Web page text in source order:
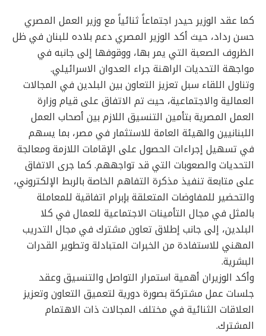
كما عقد الوزير حيدر اجتماعاً ثنائياً مع وزير العمل المصري
حسن رداد، حيث أكد الوزير المصري دعم بلاده للبنان في ظل
الظروف الصعبة التي يمر بها، ووقوفها إلى جانبه في
مواجهة التحديات الراهنة جراء العدوان الاسرائيلي.
وتناول اللقاء سبل تعزيز التعاون بين البلدين في المجالات
العمالية والاجتماعية، حيث تم الاتفاق على قيام وزارة
العمل المصرية بتأمين التنسيق اللازم بين أصحاب العمل
اللبنانيين والهيئة العامة للاستثمار في مصر، بما يسهم
في تسهيل إجراءات الحصول على الإقامات اللازمة ومعالجة
التحديات والصعوبات التي قد تواجههم. كما جرى الاتفاق
على متابعة تنفيذ مذكرة التفاهم الخاصة بالربط الإلكتروني،
والتحضير للمفاوضات المتعلقة بإبرام اتفاقية للمعاملة
بالمثل في مجال التأمينات الاجتماعية للعمال في كلا
البلدين، إلى جانب إطلاق تعاون مشترك في مجال التدريب
المهني للاستفادة من الخبرات المتبادلة وتطوير القدرات
البشرية.
وأكد الوزيران أهمية استمرار التواصل والتنسيق وعقد
جلسات عمل مشتركة بصورة دورية لتعميق التعاون وتعزيز
العلاقات الثنائية في مختلف المجالات ذات الاهتمام
المشترك.